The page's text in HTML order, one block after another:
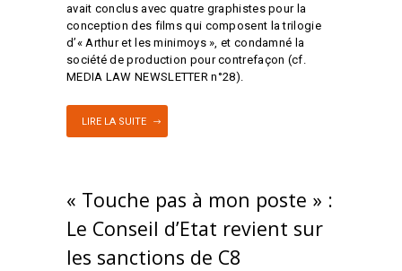
avait conclus avec quatre graphistes pour la
conception des films qui composent la trilogie
d’« Arthur et les minimoys », et condamné la
société de production pour contrefaçon (cf.
MEDIA LAW NEWSLETTER n°28).
LIRE LA SUITE
« Touche pas à mon poste » :
Le Conseil d’Etat revient sur
les sanctions de C8